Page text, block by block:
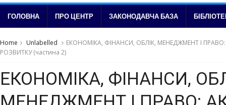
ГОЛОВНА ПРО ЦЕНТР ЗАКОНОДАВЧА БАЗА
Home Unlabelled
ЕКОНОМІКА, ФІНАНСИ, ОБЛІК, МЕНЕДЖМЕНТ І
РОЗВИТКУ (частина 2)
ЕКОНОМІКА, ФІНАНСИ,